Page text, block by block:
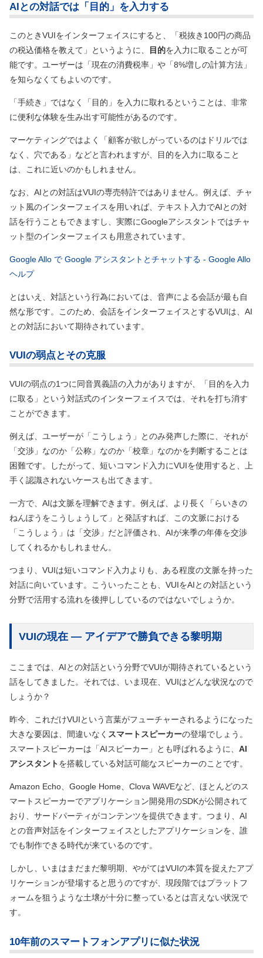
AIとの対話では「目的」を入力する
このときVUIをインターフェイスにすると、「税抜き100円の商品
の税込価格を教えて」というように、
目的を入力に取ることが可
能です。ユーザーは「現在の消費税率」や「8%増しの計算方法」
を知らなくてもよいのです。
「手続き」ではなく「目的」を入力に取れるということは、非常
に便利な体験を生み出す可能性があるのです。
マーケティングではよく「顧客が欲しがっているのはドリルでは
なく、穴である」などと言われますが、目的を入力に取ること
は、これに近いのかもしれません。
なお、AIとの対話はVUIの専売特許ではありません。例えば、チャ
ット風のインターフェイスを用いれば、テキスト入力でAIとの対
話を行うこともできますし、実際にGoogleアシスタントではチャ
ット型のインターフェイスも用意されています。
Google Allo で Google アシスタントとチャットする - Google Allo
ヘルプ
とはいえ、対話という行為においては、音声による会話が最も自
然な形です。このため、会話をインターフェイスとするVUIは、AI
との対話において期待されています。
VUIの弱点とその克服
VUIの弱点の1つに同音異義語の入力がありますが、「目的を入力
に取る」という対話式のインターフェイスでは、それを打ち消す
ことができます。
例えば、ユーザーが「こうしょう」とのみ発声した際に、それが
「交渉」なのか「公称」なのか「校章」なのかを判断することは
困難です。したがって、短いコマンド入力にVUIを使用すると、上
手く認識されないケースも出てきます。
一方で、AIは文脈を理解できます。例えば、より長く「らいきの
ねんぽうをこうしょうして」と発話すれば、この文脈における
「こうしょう」は「交渉」だと評価され、AIが来季の年俸を交渉
してくれるかもしれません。
つまり、VUIは短いコマンド入力よりも、ある程度の文脈を持った
対話に向いています。こういったことも、VUIをAIとの対話という
分野で活用する流れを後押ししているのではないでしょうか。
VUIの現在 ― アイデアで勝負できる黎明期
ここまでは、AIとの対話という分野でVUIが期待されているという
話をしてきました。それでは、いま現在、VUIはどんな状況なので
しょうか？
昨今、これだけVUIという言葉がフューチャーされるようになった
大きな要因は、間違いなく スマートスピーカーの登場でしょう。
スマートスピーカーは「AIスピーカー」とも呼ばれるように、 AI
アシスタントを搭載している対話可能なスピーカーのことです。
Amazon Echo、Google Home、Clova WAVEなど、ほとんどのス
マートスピーカーでアプリケーション開発用のSDKが公開されて
おり、サードパーティがコンテンツを提供できます。つまり、AI
との音声対話をインターフェイスとしたアプリケーションを、誰
でも制作できる時代が来ているのです。
しかし、いまはまだまだ黎明期、やがてはVUIの本質を捉えたアプ
リケーションが登場すると思うのですが、現段階ではプラットフ
ォームを狙うような土壌が十分に整っているとは言えない状況で
す。
10年前のスマートフォンアプリに似た状況